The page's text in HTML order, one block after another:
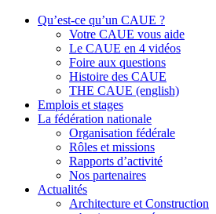
Qu’est-ce qu’un CAUE ?
Votre CAUE vous aide
Le CAUE en 4 vidéos
Foire aux questions
Histoire des CAUE
THE CAUE (english)
Emplois et stages
La fédération nationale
Organisation fédérale
Rôles et missions
Rapports d’activité
Nos partenaires
Actualités
Architecture et Construction